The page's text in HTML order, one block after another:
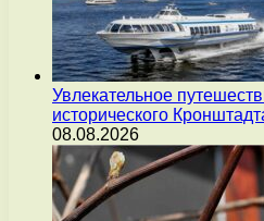
Увлекательное
исторического
08.08.2026